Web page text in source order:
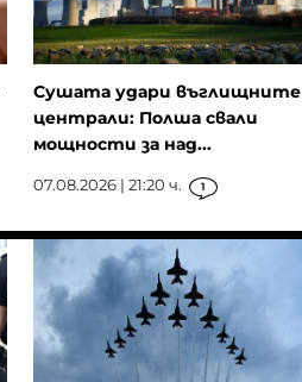
Сушата удари въглищните
централи: Полша свали
мощности за над...
07.08.2026 | 21:20 ч. 1